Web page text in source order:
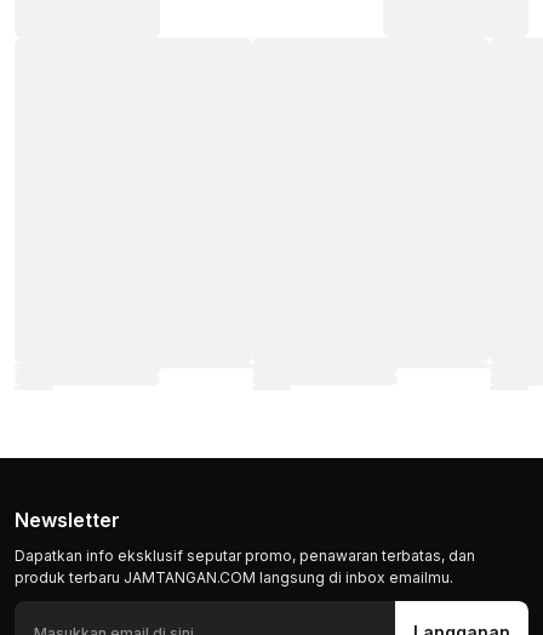
Newsletter
Dapatkan info eksklusif seputar promo, penawaran terbatas, dan
produk terbaru JAMTANGAN.COM langsung di inbox emailmu.